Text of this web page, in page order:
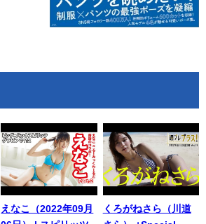
えなこ（2022年09月
くろがねさら（川道